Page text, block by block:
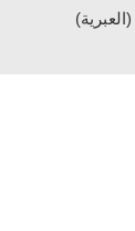
(العبرية)